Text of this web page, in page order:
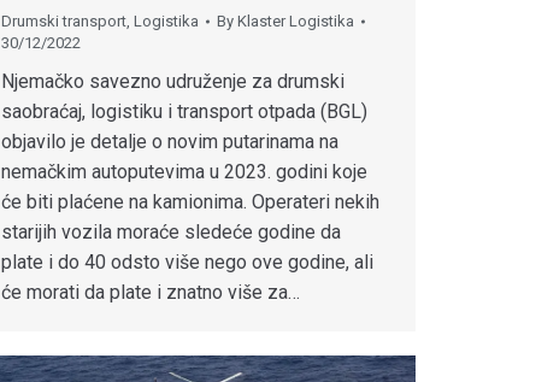
Drumski transport, Logistika By Klaster Logistika
30/12/2022
Njemačko savezno udruženje za drumski
saobraćaj, logistiku i transport otpada (BGL)
objavilo je detalje o novim putarinama na
nemačkim autoputevima u 2023. godini koje
će biti plaćene na kamionima. Operateri nekih
starijih vozila moraće sledeće godine da
plate i do 40 odsto više nego ove godine, ali
će morati da plate i znatno više za…